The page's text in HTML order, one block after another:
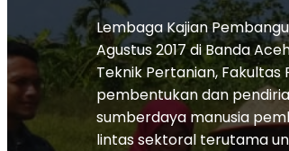
Lembaga Kajian
Agustus 2017 di Banda
Teknik Pertanian, Fakultas
pembentukan dan
sumberdaya manusia
lintas sektoral terutama